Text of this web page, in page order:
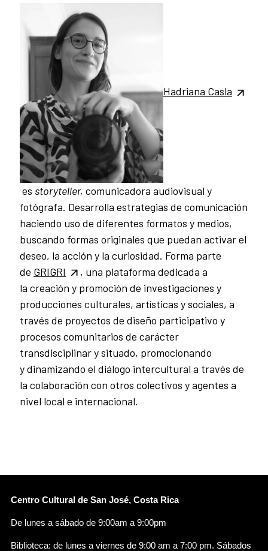
Hadriana Casla
es storyteller, comunicadora audiovisual y
fotógrafa. Desarrolla estrategias de comunicación
haciendo uso de diferentes formatos y medios,
buscando formas originales que puedan activar el
deseo, la acción y la curiosidad. Forma parte
de GRIGRI
, una plataforma dedicada a
la creación y promoción de investigaciones y
producciones culturales, artísticas y sociales, a
través de proyectos de diseño participativo y
procesos comunitarios de carácter
transdisciplinar y situado, promocionando
y dinamizando el diálogo intercultural a través de
la colaboración con otros colectivos y agentes a
nivel local e internacional.
Centro Cultural de San José, Costa Rica
De lunes a sábado de 9:00am a 9:00pm
Biblioteca: de lunes a viernes de 9:00 am a 7:00 pm. Sábados